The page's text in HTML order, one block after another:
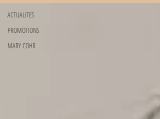
ACTUALITES
PROMOTIONS
MARY COHR